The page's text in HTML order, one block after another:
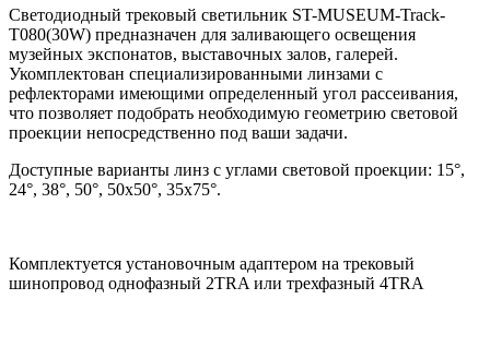
Светодиодный трековый светильник ST-MUSEUM-Track-
T080(30W) предназначен для заливающего освещения
музейных экспонатов, выставочных залов, галерей.
Укомплектован специализированными линзами с
рефлекторами имеющими определенный угол рассеивания,
что позволяет подобрать необходимую геометрию световой
проекции непосредственно под ваши задачи.
Доступные варианты линз с углами световой проекции: 15°,
24°, 38°, 50°, 50x50°, 35x75°.
Комплектуется установочным адаптером на трековый
шинопровод однофазный 2TRA или трехфазный 4TRA